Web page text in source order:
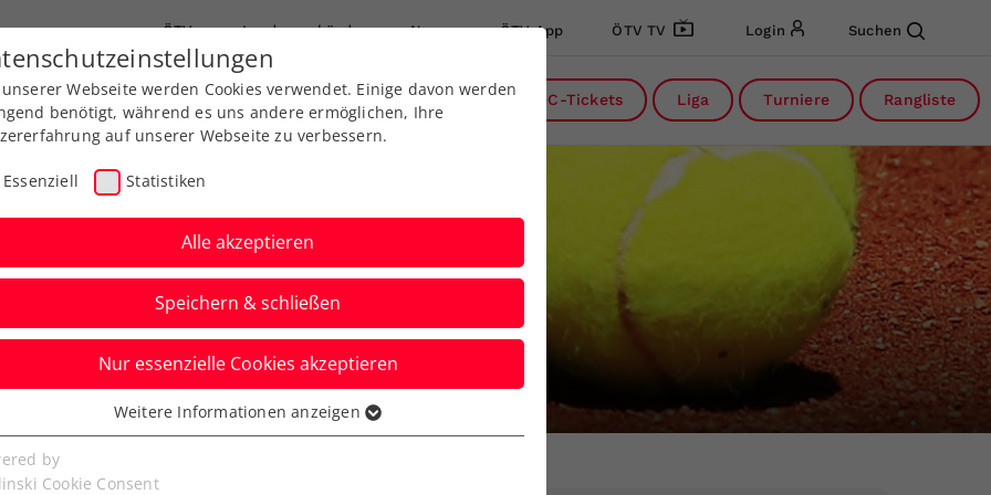
ÖTV Landesverbände News ÖTV App ÖTV TV Login Suchen
Ausbildung Services Über uns FAQ DC-Tickets Liga Turniere Rangliste
Aktuelle News
Webseite werden Cookies verwendet. Einige davon werden
benötigt, während es uns andere ermöglichen, Ihre
auf unserer Webseite zu verbessern.
Essenziell Statistiken
Alle akzeptieren
Speichern & schließen
Nur essenzielle Cookies akzeptieren
Cookies werden für grundlegende Funktionen der
benötigt. Dadurch ist gewährleistet, dass die Webseite
Weitere Informationen anzeigen
by
Cookie Consent